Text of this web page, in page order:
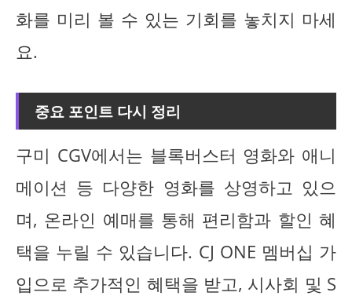
화를 미리 볼 수 있는 기회를 놓치지 마세
요.
중요 포인트 다시 정리
구미 CGV에서는 블록버스터 영화와 애니
메이션 등 다양한 영화를 상영하고 있으
며, 온라인 예매를 통해 편리함과 할인 혜
택을 누릴 수 있습니다. CJ ONE 멤버십 가
입으로 추가적인 혜택을 받고, 시사회 및 S